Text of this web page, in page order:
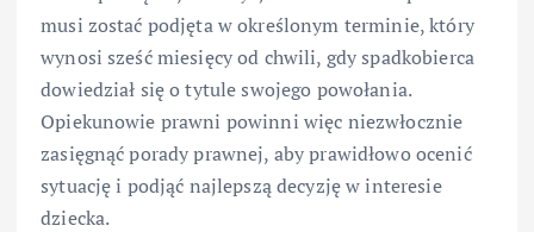
musi zostać podjęta w określonym terminie, który
wynosi sześć miesięcy od chwili, gdy spadkobierca
dowiedział się o tytule swojego powołania.
Opiekunowie prawni powinni więc niezwłocznie
zasięgnąć porady prawnej, aby prawidłowo ocenić
sytuację i podjąć najlepszą decyzję w interesie
dziecka.